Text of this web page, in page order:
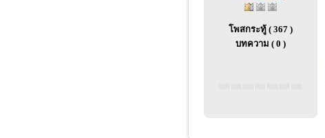
โพสกระทู้ ( 367 )
บทความ ( 0 )